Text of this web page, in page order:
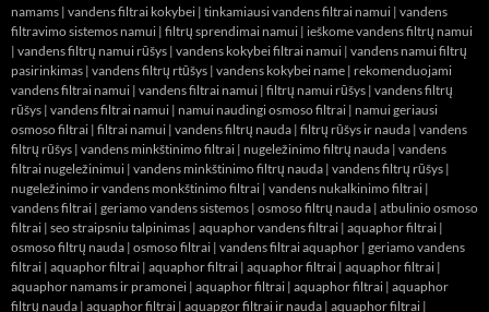
namams | vandens filtrai kokybei | tinkamiausi vandens filtrai namui | vandens
filtravimo sistemos namui | filtrų sprendimai namui | ieškome vandens filtrų namui
| vandens filtrų namui rūšys | vandens kokybei filtrai namui | vandens namui filtrų
pasirinkimas | vandens filtrų rtūšys | vandens kokybei name | rekomenduojami
vandens filtrai namui | vandens filtrai namui | filtrų namui rūšys | vandens filtrų
rūšys | vandens filtrai namui | namui naudingi osmoso filtrai | namui geriausi
osmoso filtrai | filtrai namui | vandens filtrų nauda | filtrų rūšys ir nauda | vandens
filtrų rūšys | vandens minkštinimo filtrai | nugeležinimo filtrų nauda | vandens
filtrai nugeležinimui | vandens minkštinimo filtrų nauda | vandens filtrų rūšys |
nugeležinimo ir vandens monkštinimo filtrai | vandens nukalkinimo filtrai |
vandens filtrai | geriamo vandens sistemos | osmoso filtrų nauda | atbulinio osmoso
filtrai | seo straipsniu talpinimas | aquaphor vandens filtrai | aquaphor filtrai |
osmoso filtrų nauda | osmoso filtrai | vandens filtrai aquaphor | geriamo vandens
filtrai | aquaphor filtrai | aquaphor filtrai | aquaphor filtrai | aquaphor filtrai |
aquaphor namams ir pramonei | aquaphor filtrai | aquaphor filtrai | aquaphor
filtrų nauda | aquaphor filtrai | aquapgor filtrai ir nauda | aquaphor filtrai |